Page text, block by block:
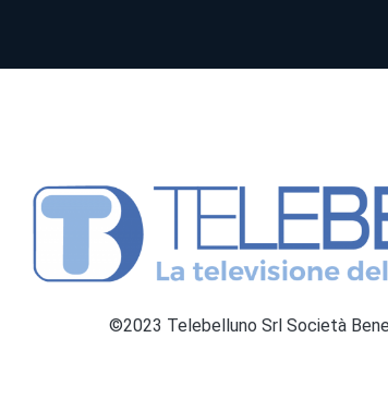
©2023 Telebelluno Srl Società